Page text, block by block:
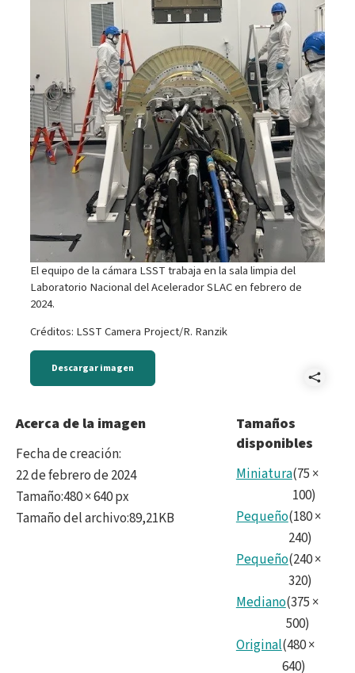
El equipo de la cámara LSST trabaja en la sala limpia del
Laboratorio Nacional del Acelerador SLAC en febrero de
2024.
Créditos: LSST Camera Project/R. Ranzik
Descargar imagen
Acerca de la imagen
Fecha de creación:
22 de febrero de 2024
Tamaño:480 × 640 px
Tamaño del archivo:89,21KB
Tamaños
disponibles
Miniatura(75 ×
100)
Pequeño(180×
240)
Pequeño(240×
320)
Mediano(375 ×
500)
Original(480×
640)